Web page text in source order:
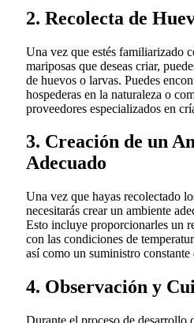
2. Recolecta de
Una vez que estés familiarizado
mariposas que deseas criar,
de huevos o larvas. Puedes
hospederas en la naturaleza o
proveedores especializados en
3. Creación de un
Adecuado
Una vez que hayas recolectado
necesitarás crear un ambiente
Esto incluye proporcionarles un
con las condiciones de
así como un suministro
4. Observación y